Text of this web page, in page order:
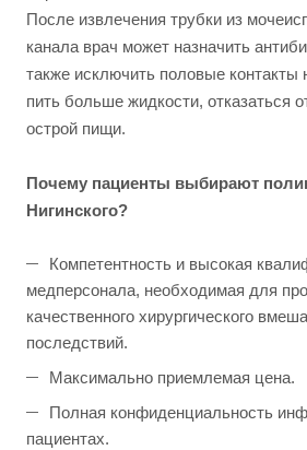
После извлечения трубки из
канала врач может назначить
также исключить половые контакты
пить больше жидкости, отказаться
острой пищи.
Почему пациенты выбирают
Нигинского?
Компетентность и высокая
медперсонала, необходимая для
качественного хирургического
последствий.
Максимально приемлемая цена.
Полная конфиденциальность
пациентах.